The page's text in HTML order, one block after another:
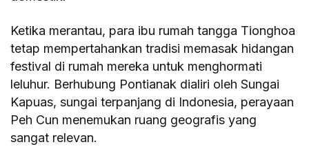
Ketika merantau, para ibu rumah tangga Tionghoa
tetap mempertahankan tradisi memasak hidangan
festival di rumah mereka untuk menghormati
leluhur. Berhubung Pontianak dialiri oleh Sungai
Kapuas, sungai terpanjang di Indonesia, perayaan
Peh Cun menemukan ruang geografis yang
sangat relevan.